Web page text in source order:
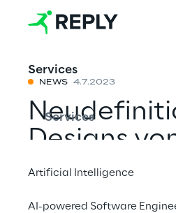
Services
Services
Artificial Intelligence
AI-powered Software
NEWS 4.7.2023
Designs
AI